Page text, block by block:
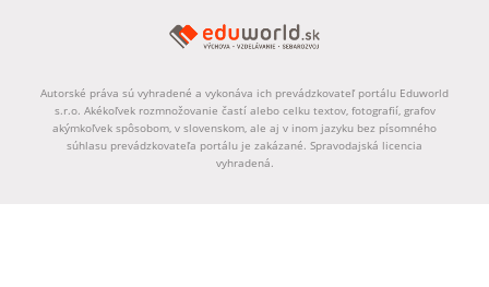
Autorské práva sú vyhradené a vykonáva ich prevádzkovateľ portálu Eduworld
s.r.o. Akékoľvek rozmnožovanie častí alebo celku textov, fotografií, grafov
akýmkoľvek spôsobom, v slovenskom, ale aj v inom jazyku bez písomného
súhlasu prevádzkovateľa portálu je zakázané. Spravodajská licencia
vyhradená.